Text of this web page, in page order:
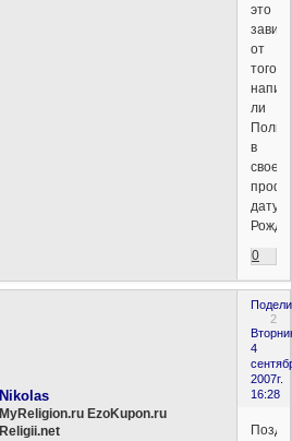
это
от
того,
ли
в
своем
дату
0
2
4
2007г.
16:28
Nikolas
MyReligion.ru EzoKupon.ru
Religii.net